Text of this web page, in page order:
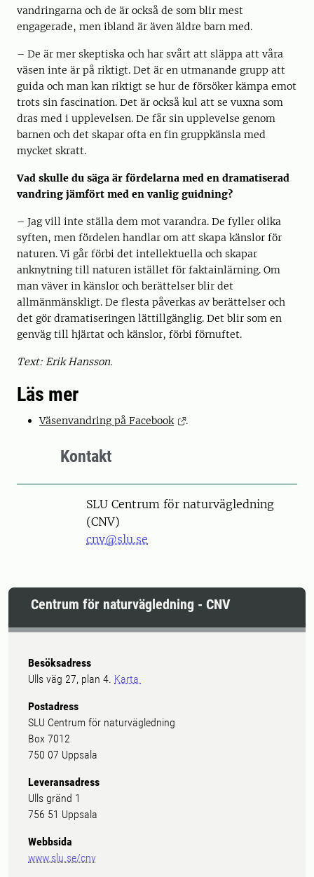
vandringarna och de är också de som blir mest
engagerade, men ibland är även äldre barn med.
– De är mer skeptiska och har svårt att släppa att våra
väsen inte är på riktigt. Det är en utmanande grupp att
guida och man kan riktigt se hur de försöker kämpa emot
trots sin fascination. Det är också kul att se vuxna som
dras med i upplevelsen. De får sin upplevelse genom
barnen och det skapar ofta en fin gruppkänsla med
mycket skratt.
Vad skulle du säga är fördelarna med en dramatiserad
vandring jämfört med en vanlig guidning?
– Jag vill inte ställa dem mot varandra. De fyller olika
syften, men fördelen handlar om att skapa känslor för
naturen. Vi går förbi det intellektuella och skapar
anknytning till naturen istället för faktainlärning. Om
man väver in känslor och berättelser blir det
allmänmänskligt. De flesta påverkas av berättelser och
det gör dramatiseringen lättillgänglig. Det blir som en
genväg till hjärtat och känslor, förbi förnuftet.
Text: Erik Hansson.
Läs mer
Väsenvandring på Facebook .
Kontakt
SLU Centrum för naturvägledning
(CNV)
cnv@slu.se
Centrum för naturvägledning - CNV
Besöksadress
Ulls väg 27, plan 4. Karta
Postadress
SLU Centrum för naturvägledning
Box 7012
750 07 Uppsala
Leveransadress
Ulls gränd 1
756 51 Uppsala
Webbsida
www.slu.se/cnv